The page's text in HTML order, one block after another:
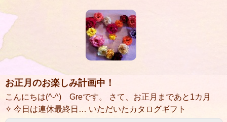
お正月のお楽しみ計画中！
こんにちは(^-^) Greです。 さて、お正月まであと1カ月
✧ 今日は連休最終日… いただいたカタログギフト